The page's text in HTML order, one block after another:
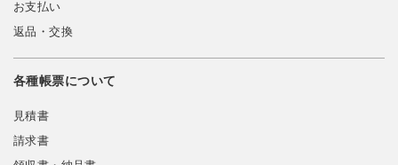
お支払い
返品・交換
各種帳票について
見積書
請求書